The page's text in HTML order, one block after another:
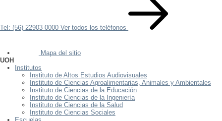
Tel: (56) 22903 0000 Ver todos los teléfonos
Mapa del sitio
UOH
Institutos
Instituto de Altos Estudios Audiovisuales
Instituto de Ciencias Agroalimentarias, Animales y Ambientales
Instituto de Ciencias de la Educación
Instituto de Ciencias de la Ingeniería
Instituto de Ciencias de la Salud
Instituto de Ciencias Sociales